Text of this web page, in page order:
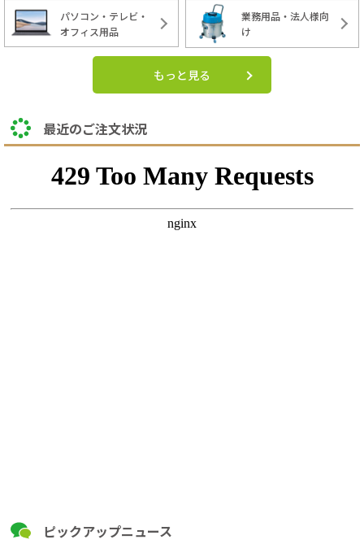
パソコン・テレビ・
オフィス用品
業務用品・法人様向
け
もっと見る
最近のご注文状況
ピックアップニュース